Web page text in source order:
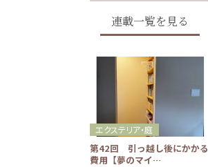
連載一覧を見る
第42回 引っ越し後にかかる
費用【夢のマイ…
エクステリア・庭